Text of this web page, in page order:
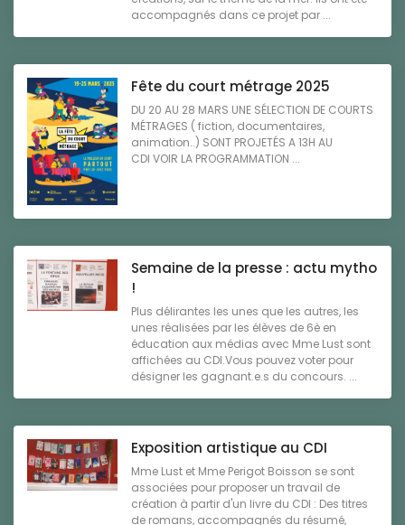
accompagnés dans ce projet par ...
Fête du court métrage 2025
DU 20 AU 28 MARS UNE SÉLECTION DE COURTS
MÉTRAGES ( fiction, documentaires,
animation..) SONT PROJETÉS A 13H AU
CDI VOIR LA PROGRAMMATION ...
Semaine de la presse : actu mytho
!
Plus délirantes les unes que les autres, les
unes réalisées par les élèves de 6è en
éducation aux médias avec Mme Lust sont
affichées au CDI.Vous pouvez voter pour
désigner les gagnant.e.s du concours. ...
Exposition artistique au CDI
Mme Lust et Mme Perigot Boisson se sont
associées pour proposer un travail de
création à partir d'un livre du CDI : Des titres
de romans, accompagnés du résumé,